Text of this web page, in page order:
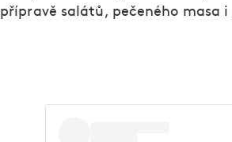
přípravě salátů, pečeného masa i